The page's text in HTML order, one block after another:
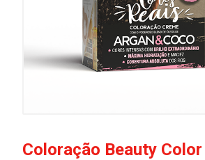
Coloração Beauty